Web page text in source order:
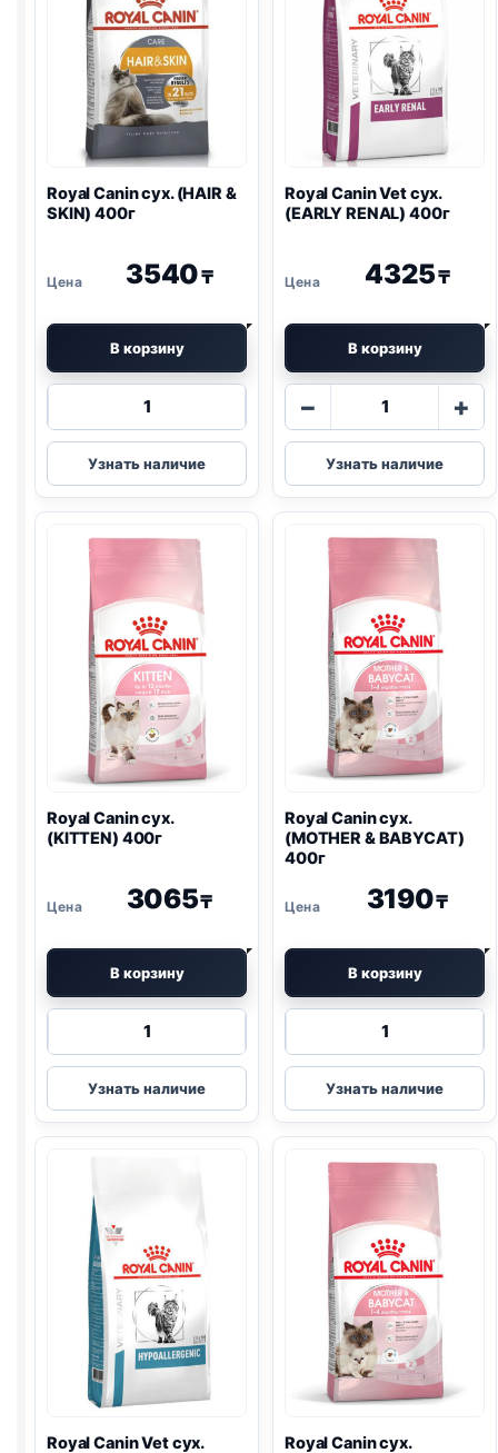
Royal Canin сух. (HAIR &
SKIN) 400г
3540₸
В корзину
Количество
Royal
Canin
сух.
400г
Узнать наличие
Royal Canin Vet сух.
(EARLYRENAL) 400г
4325₸
В корзину
−
Количество
Royal
Canin
Vet
(EARLY
)
400г
+
Узнать наличие
Royal Canin сух.
(KITTEN) 400г
3065₸
В корзину
Количество
Royal
Canin
сух.
Узнать наличие
Royal Canin сух.
(MOTHER & BABYCAT)
400г
3190₸
В корзину
Количество
Royal
Canin
сух.
BABYCAT)
400г
Узнать наличие
Royal Canin Vet сух.
Royal Canin сух.